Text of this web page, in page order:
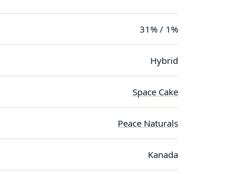
31% / 1%
Hybrid
Space Cake
Peace Naturals
Kanada